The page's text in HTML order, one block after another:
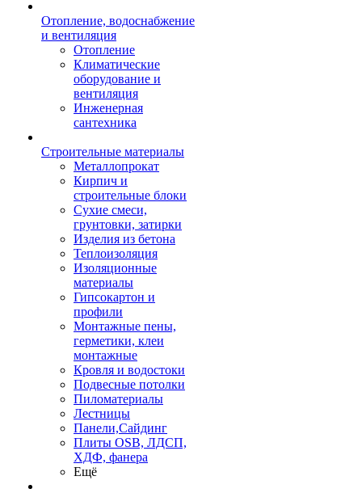
Отопление, водоснабжение
и вентиляция
Отопление
Климатические
оборудование и
вентиляция
Инженерная
сантехника
Строительные материалы
Металлопрокат
Кирпич и
строительные блоки
Сухие смеси,
грунтовки, затирки
Изделия из бетона
Теплоизоляция
Изоляционные
материалы
Гипсокартон и
профили
Монтажные пены,
герметики, клеи
монтажные
Кровля и водостоки
Подвесные потолки
Пиломатериалы
Лестницы
Панели,Сайдинг
Плиты OSB, ЛДСП,
ХДФ, фанера
Ещё